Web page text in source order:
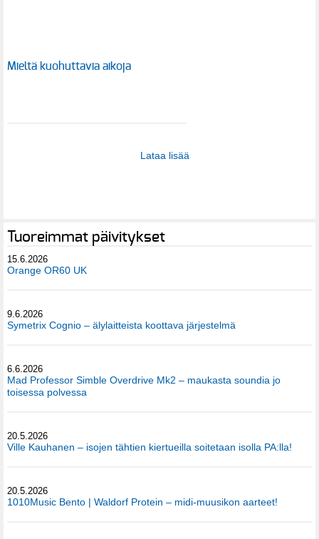
Mieltä kuohuttavia aikoja
Lataa lisää
Tuoreimmat päivitykset
15.6.2026
Orange OR60 UK
9.6.2026
Symetrix Cognio – älylaitteista koottava järjestelmä
6.6.2026
Mad Professor Simble Overdrive Mk2 – maukasta soundia jo
toisessa polvessa
20.5.2026
Ville Kauhanen – isojen tähtien kiertueilla soitetaan isolla PA:lla!
20.5.2026
1010Music Bento | Waldorf Protein – midi-muusikon aarteet!